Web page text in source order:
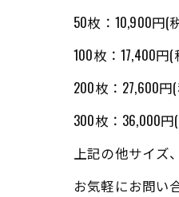
50枚：10,900円(
100枚：17,400円
200枚：27,600円
300枚：36,000円
上記の他サイズ
お気軽にお問い